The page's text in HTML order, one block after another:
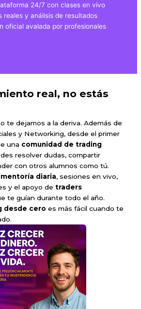
24/7 con clases en vivo
reales y análisis de resultados
oficial avalada por profesionales
real, no estás
te dejamos a la deriva. Además de
y Networking, desde el primer
una comunidad de trading
resolver dudas, compartir
con otros alumnos como tú.
mentoría diaria, sesiones en vivo,
y el apoyo de traders
te guían durante todo el año.
desde cero es más fácil cuando te